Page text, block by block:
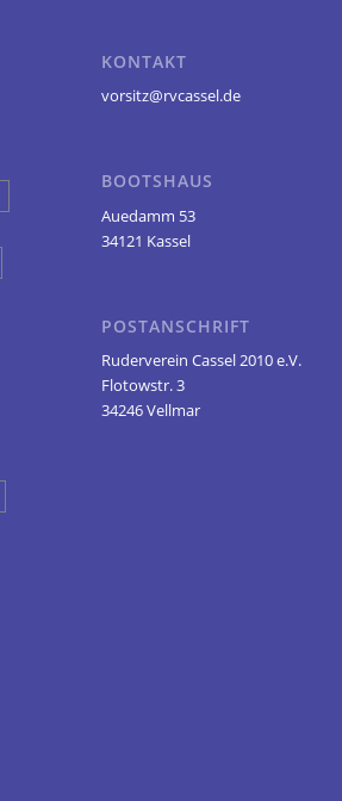
KONTAKT
vorsitz@rvcassel.de
BOOTSHAUS
Auedamm 53
34121 Kassel
POSTANSCHRIFT
Ruderverein Cassel 2010 e.V.
Flotowstr. 3
34246 Vellmar